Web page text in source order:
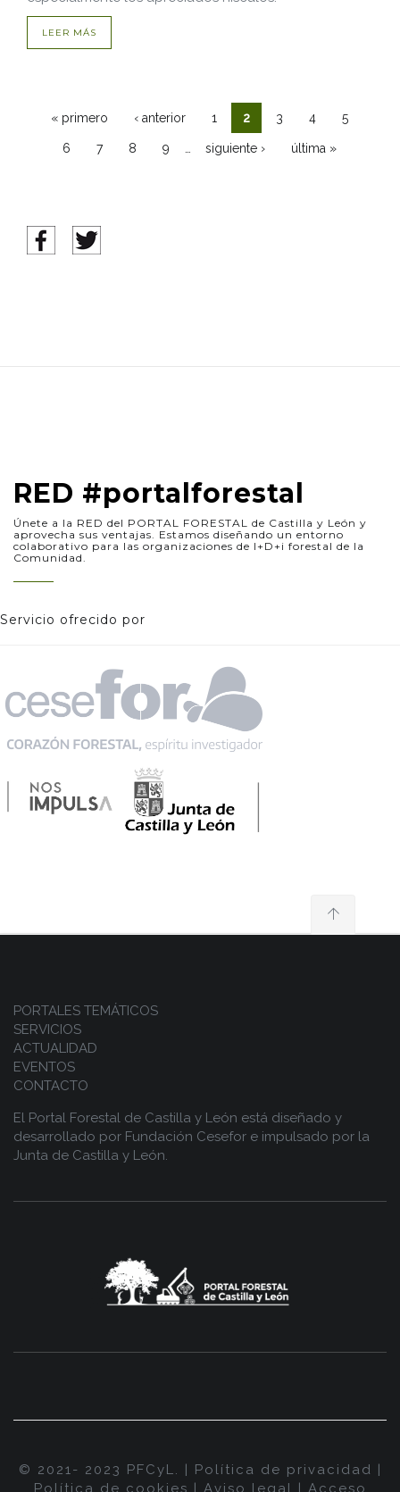
LEER MÁS
Páginas
« primero ‹ anterior 1 2 3 4 5
6 7 8 9 … siguiente › última »
RED #portalforestal
Únete a la RED del PORTAL FORESTAL de Castilla y León y
aprovecha sus ventajas. Estamos diseñando un entorno
colaborativo para las organizaciones de I+D+i forestal de la
Comunidad.
Servicio ofrecido por
PORTALES TEMÁTICOS
SERVICIOS
ACTUALIDAD
EVENTOS
CONTACTO
El Portal Forestal de Castilla y León está diseñado y
desarrollado por Fundación Cesefor e impulsado por la
Junta de Castilla y León.
© 2021- 2023 PFCyL. | Política de privacidad |
Política de cookies | Aviso legal | Acceso